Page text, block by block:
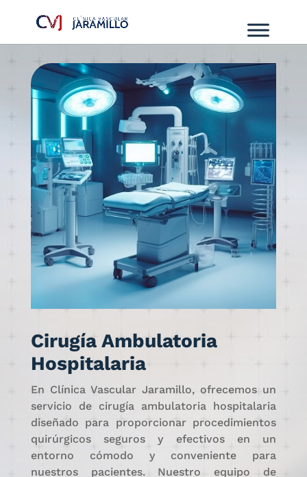
Cirugía Ambulatoria
Hospitalaria
En Clínica Vascular Jaramillo, ofrecemos un
servicio de cirugía ambulatoria hospitalaria
diseñado para proporcionar procedimientos
quirúrgicos seguros y efectivos en un
entorno cómodo y conveniente para
nuestros pacientes. Nuestro equipo de